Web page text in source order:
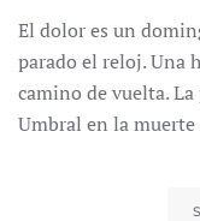
El dolor es un
parado el reloj. Una
camino de vuelta.
Umbral en la